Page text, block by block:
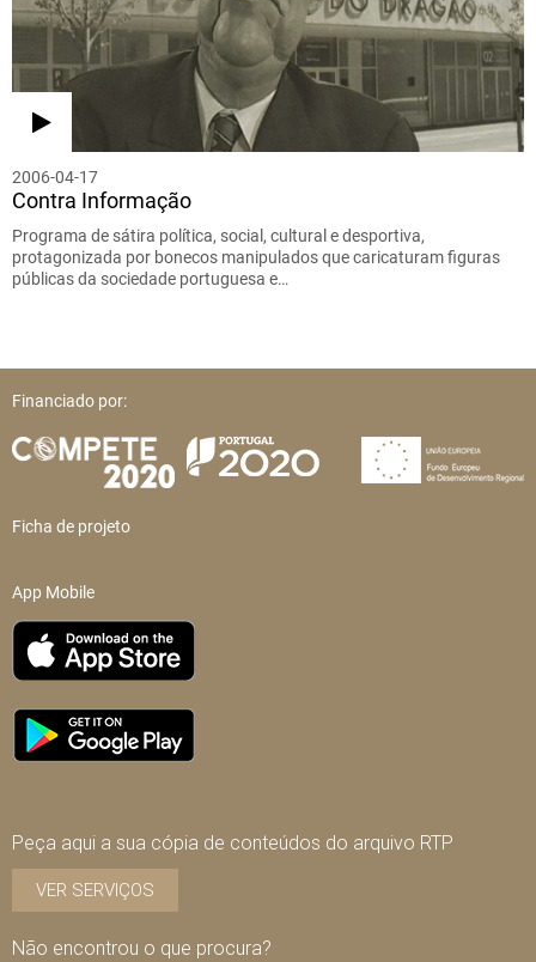
2006-04-17
Contra Informação
Programa de sátira política, social, cultural e desportiva,
protagonizada por bonecos manipulados que caricaturam figuras
públicas da sociedade portuguesa e…
Financiado por:
Ficha de projeto
App Mobile
Peça aqui a sua cópia de conteúdos do arquivo RTP
VER SERVIÇOS
Não encontrou o que procura?